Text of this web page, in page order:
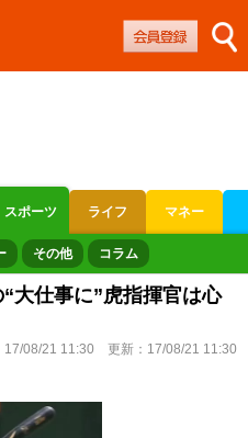
スポーツ ライフ マネー
その他 コラム
大仕事に”虎指揮官は心
17/08/21 11:30 更新： 17/08/21 11:30